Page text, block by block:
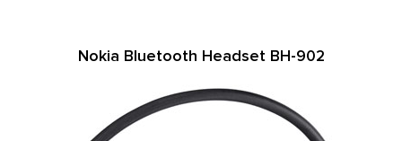
Nokia Bluetooth Headset BH-902